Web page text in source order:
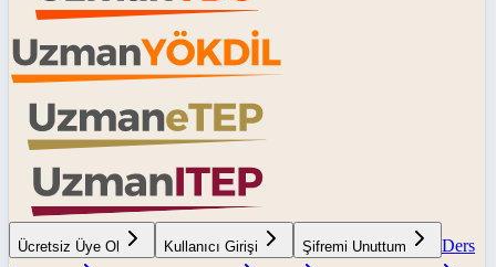
Ücretsiz Üye Ol Kullanıcı Girişi Şifremi Unuttum
Ders